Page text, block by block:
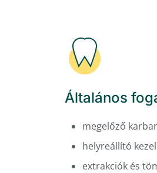
Általános
megelőző
helyreállító
extrakciók és